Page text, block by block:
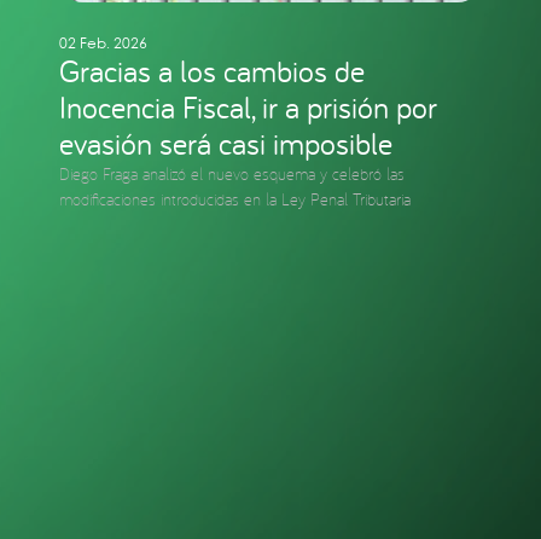
02 Feb. 2026
Gracias a los cambios de
Inocencia Fiscal, ir a prisión por
evasión será casi imposible
Diego Fraga analizó el nuevo esquema y celebró las
modificaciones introducidas en la Ley Penal Tributaria